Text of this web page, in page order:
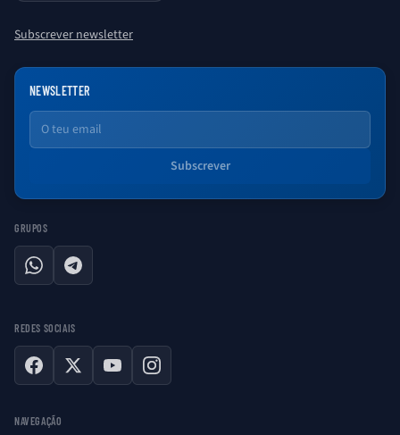
Subscrever newsletter
NEWSLETTER
Email
Subscrever
GRUPOS
WhatsAppTelegram
REDES SOCIAIS
Facebook
X YouTubeInstagram
NAVEGAÇÃO